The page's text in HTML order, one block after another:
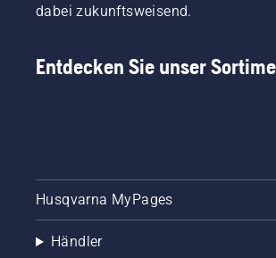
dabei zukunftsweisend.
Entdecken Sie unser
Husqvarna MyPages
Händler